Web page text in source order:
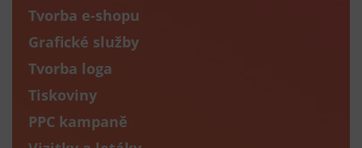
Tvorba e-shopu
Grafické služby
Tvorba loga
Tiskoviny
PPC kampaně